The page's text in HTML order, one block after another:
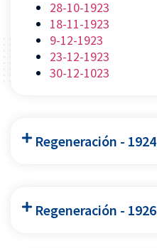
28-10-1923
18-11-1923
9-12-1923
23-12-1923
30-12-1023
Regeneración - 1924
Regeneración - 1926